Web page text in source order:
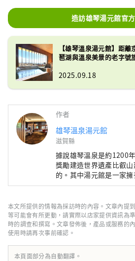
造訪雄琴湯元館官
【雄琴溫泉湯元館】距
琶湖與溫泉美景的老字號
2025.09.18
作者
雄琴溫泉湯元館
滋賀縣
據說雄琴溫泉是約1200
獎勵建造世界遺產比叡
的。其中湯元館是一家
旅館。其受歡迎的秘訣
讓人感覺置身於森林溫
格的懷石料理，其中精
品牌之一的“認證近江
雖然距離京都僅 20 分鐘
琵琶湖和平良山脈所環
然的溫暖和日本文化。
本文所提供的情報為採訪時的內容。文章內提
等可能會有所更動，請實際以店家提供資訊為
時的調查和撰寫。文章發佈後，產品或服務的
使用時請再次事前確認。
本頁面部分為自動翻譯。